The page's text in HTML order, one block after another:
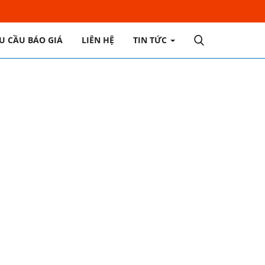
CẦU BÁO GIÁ LIÊN HỆ TIN TỨC